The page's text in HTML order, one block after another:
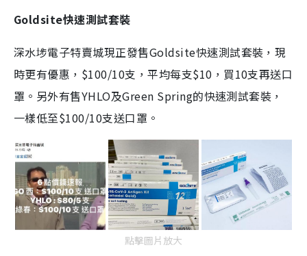
Goldsite快速測試套裝
深水埗電子特賣城現正發售Goldsite快速測試套裝，現
時更有優惠，$100/10支，平均每支$10，買10支再送口
罩。另外有售YHLO及Green Spring的快速測試套裝，
一樣低至$100/10支送口罩。
點擊圖片放大